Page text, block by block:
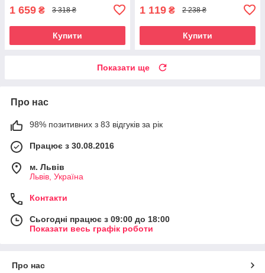
1 659 ₴ 3 318 ₴
Купити
1 119 ₴ 2 238 ₴
Купити
Показати ще
Про нас
98% позитивних з 83 відгуків за рік
Працює з 30.08.2016
м. Львів
Львів, Україна
Контакти
Сьогодні працює з 09:00 до 18:00
Показати весь графік роботи
Про нас